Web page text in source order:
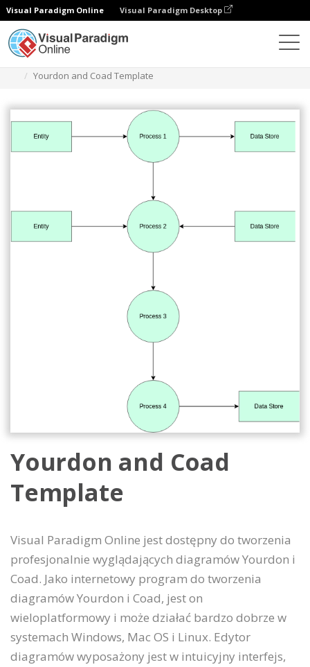
Visual Paradigm Online Visual Paradigm Desktop
Yourdon and Coad Template
Yourdon and Coad
Template
Visual Paradigm Online jest dostępny do tworzenia
profesjonalnie wyglądających diagramów Yourdon i
Coad. Jako internetowy program do tworzenia
diagramów Yourdon i Coad, jest on
wieloplatformowy i może działać bardzo dobrze w
systemach Windows, Mac OS i Linux. Edytor
diagramów wyposażony jest w intuicyjny interfejs,